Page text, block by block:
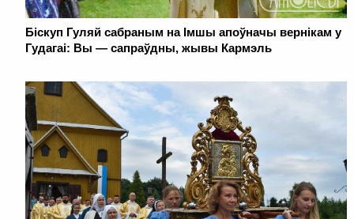
Біскуп Гуляй сабраным на Імшы апоўначы вернікам у
Гудагаі: Вы ― сапраўдны, жывы Кармэль